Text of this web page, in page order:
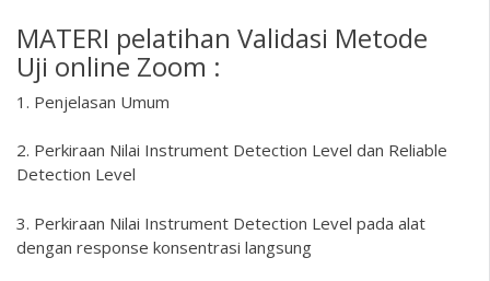
MATERI pelatihan Validasi Metode
Uji online Zoom :
1. Penjelasan Umum
2. Perkiraan Nilai Instrument Detection Level dan Reliable
Detection Level
3. Perkiraan Nilai Instrument Detection Level pada alat
dengan response konsentrasi langsung